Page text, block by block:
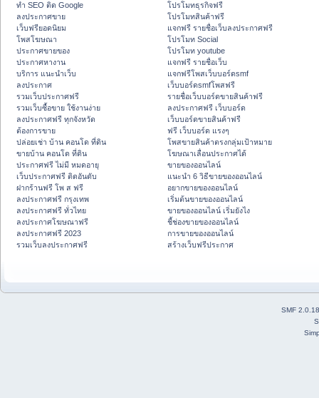
ทำ SEO ติด Google
ลงประกาศขาย
เว็บฟรียอดนิยม
โพสโฆษณา
ประกาศขายของ
ประกาศหางาน
บริการ แนะนำเว็บ
ลงประกาศ
รวมเว็บประกาศฟรี
รวมเว็บซื้อขาย ใช้งานง่าย
ลงประกาศฟรี ทุกจังหวัด
ต้องการขาย
ปล่อยเช่า บ้าน คอนโด ที่ดิน
ขายบ้าน คอนโด ที่ดิน
ประกาศฟรี ไม่มี หมดอายุ
เว็บประกาศฟรี ติดอันดับ
ฝากร้านฟรี โพ ส ฟรี
ลงประกาศฟรี กรุงเทพ
ลงประกาศฟรี ทั่วไทย
ลงประกาศโฆษณาฟรี
ลงประกาศฟรี 2023
รวมเว็บลงประกาศฟรี
โปรโมทธุรกิจฟรี
โปรโมทสินค้าฟรี
แจกฟรี รายชื่อเว็บลงประกาศฟรี
โปรโมท Social
โปรโมท youtube
แจกฟรี รายชื่อเว็บ
แจกฟรีโพสเว็บบอร์ดsmf
เว็บบอร์ดsmfโพสฟรี
รายชื่อเว็บบอร์ดขายสินค้าฟรี
ลงประกาศฟรี เว็บบอร์ด
เว็บบอร์ดขายสินค้าฟรี
ฟรี เว็บบอร์ด แรงๆ
โพสขายสินค้าตรงกลุ่มเป้าหมาย
โฆษณาเลื่อนประกาศได้
ขายของออนไลน์
แนะนำ 6 วิธีขายของออนไลน์
อยากขายของออนไลน์
เริ่มต้นขายของออนไลน์
ขายของออนไลน์ เริ่มยังไง
ชี้ช่องขายของออนไลน์
การขายของออนไลน์
สร้างเว็บฟรีประกาศ
SMF 2.0.18